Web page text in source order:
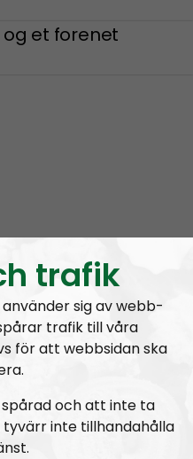
og et forenet
Christian Lindtner:
trafik
sig av webb-
trafik till våra
för att webbsidan ska
och att inte ta
inte tillhandahålla